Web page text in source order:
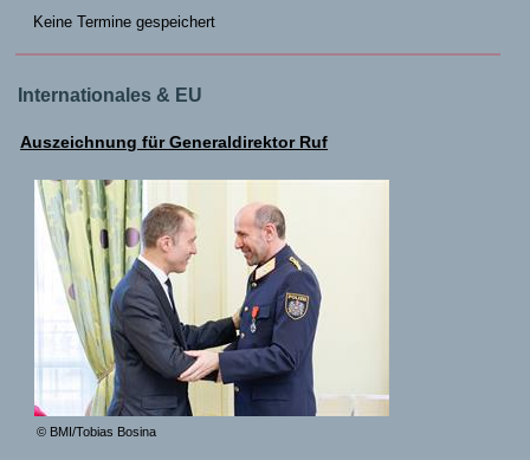
Keine Termine gespeichert
Internationales & EU
Auszeichnung für Generaldirektor Ruf
© BMI/Tobias Bosina